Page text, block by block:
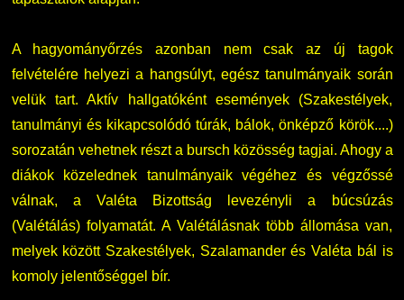
A hagyományőrzés azonban nem csak az új tagok
felvételére helyezi a hangsúlyt, egész tanulmányaik során
velük tart. Aktív hallgatóként események (Szakestélyek,
tanulmányi és kikapcsolódó túrák, bálok, önképző körök....)
sorozatán vehetnek részt a bursch közösség tagjai. Ahogy a
diákok közelednek tanulmányaik végéhez és végzőssé
válnak, a Valéta Bizottság levezényli a búcsúzás
(Valétálás) folyamatát. A Valétálásnak több állomása van,
melyek között Szakestélyek, Szalamander és Valéta bál is
komoly jelentőséggel bír.